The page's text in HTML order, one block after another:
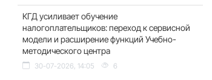
КГД усиливает обучение
налогоплательщиков: переход к сервисной
модели и расширение функций Учебно-
методического центра
30-07-2026, 14:05 6